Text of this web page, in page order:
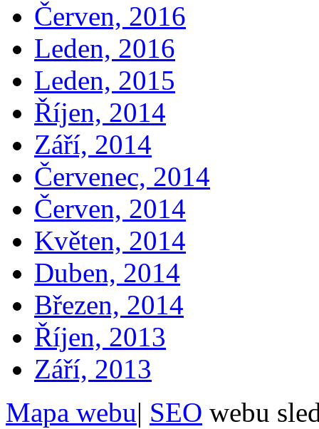
Červen, 2016
Leden, 2016
Leden, 2015
Říjen, 2014
Září, 2014
Červenec, 2014
Červen, 2014
Květen, 2014
Duben, 2014
Březen, 2014
Říjen, 2013
Září, 2013
Mapa webu| SEO webu